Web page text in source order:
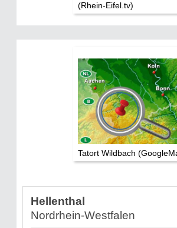
(Rhein-Eifel.tv)
Tatort Wildbach